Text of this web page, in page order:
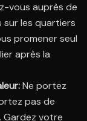
vous auprès de
les quartiers
promener seul
après la
Ne portez
pas de
Gardez votre